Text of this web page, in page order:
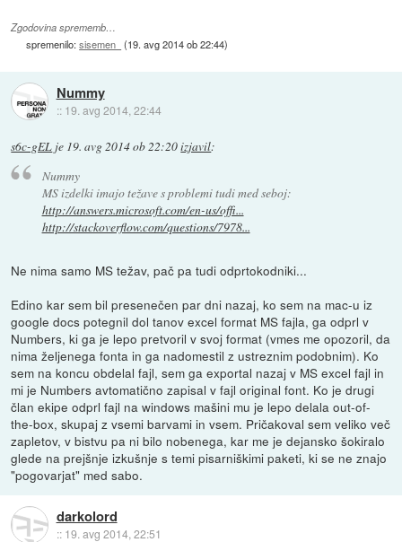
Zgodovina sprememb…
spremenilo:sisemen (19. avg 2014 ob 22:44)
Nummy
:: 19. avg 2014, 22:44
s6c-gEL je 19. avg 2014 ob 22:20izjavil:
Nummy
MS izdelki imajo težave s problemi tudi med seboj:
http://answers.microsoft.com/en-us/offi...
http://stackoverflow.com/questions/7978...
Ne nima samo MS težav, pač pa tudi odprtokodniki...
Edino kar sem bil presenečen par dni nazaj, ko sem na mac-u iz
google docs potegnil dol tanov excel format MS fajla, ga odprl v
Numbers, ki ga je lepo pretvoril v svoj format (vmes me opozoril, da
nima željenega fonta in ga nadomestil z ustreznim podobnim). Ko
sem na koncu obdelal fajl, sem ga exportal nazaj v MS excel fajl in
mi je Numbers avtomatično zapisal v fajl original font. Ko je drugi
član ekipe odprl fajl na windows mašini mu je lepo delala out-of-
the-box, skupaj z vsemi barvami in vsem. Pričakoval sem veliko več
zapletov, v bistvu pa ni bilo nobenega, kar me je dejansko šokiralo
glede na prejšnje izkušnje s temi pisarniškimi paketi, ki se ne znajo
"pogovarjat" med sabo.
darkolord
:: 19. avg 2014, 22:51